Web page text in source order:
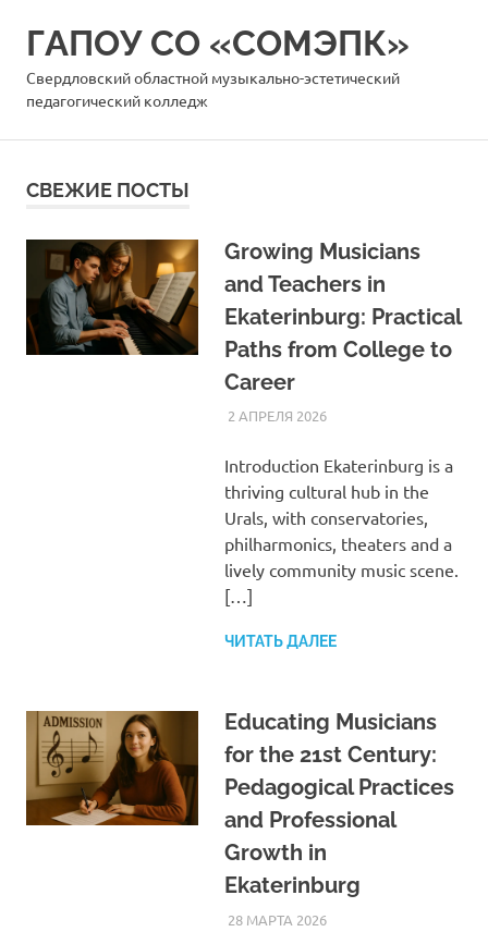
ГАПОУ СО «СОМЭПК»
Свердловский областной музыкально-эстетический
педагогический колледж
СВЕЖИЕ ПОСТЫ
Growing Musicians
and Teachers in
Ekaterinburg: Practical
Paths from College to
Career
2 АПРЕЛЯ 2026SOMEPK
СТАТЬИ
Introduction Ekaterinburg is a
thriving cultural hub in the
Urals, with conservatories,
philharmonics, theaters and a
lively community music scene.
[…]
ЧИТАТЬ ДАЛЕЕ
Educating Musicians
for the 21st Century:
Pedagogical Practices
and Professional
Growth in
Ekaterinburg
28 МАРТА 2026SOMEPK
СТАТЬИ